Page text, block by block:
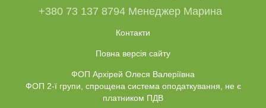
+380 73 137 8794 Менеджер Марина
Контакти
Повна версія сайту
ФОП Архірей Олеся Валеріївна
ФОП 2-ї групи, спрощена система оподаткування, не є
платником ПДВ